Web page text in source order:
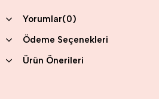
Yorumlar(0)
Ödeme Seçenekleri
Ürün Önerileri